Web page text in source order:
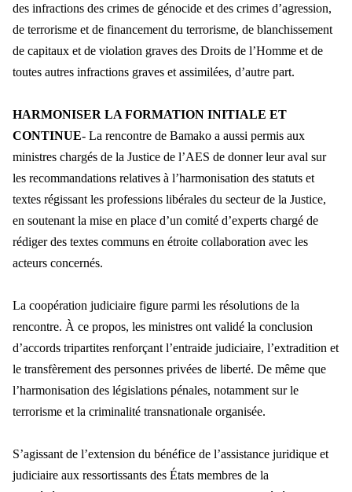
des infractions des crimes de génocide et des crimes d’agression,
de terrorisme et de financement du terrorisme, de blanchissement
de capitaux et de violation graves des Droits de l’Homme et de
toutes autres infractions graves et assimilées, d’autre part.
HARMONISER LA FORMATION INITIALE ET
CONTINUE- La rencontre de Bamako a aussi permis aux
ministres chargés de la Justice de l’AES de donner leur aval sur
les recommandations relatives à l’harmonisation des statuts et
textes régissant les professions libérales du secteur de la Justice,
en soutenant la mise en place d’un comité d’experts chargé de
rédiger des textes communs en étroite collaboration avec les
acteurs concernés.
La coopération judiciaire figure parmi les résolutions de la
rencontre. À ce propos, les ministres ont validé la conclusion
d’accords tripartites renforçant l’entraide judiciaire, l’extradition et
le transfèrement des personnes privées de liberté. De même que
l’harmonisation des législations pénales, notamment sur le
terrorisme et la criminalité transnationale organisée.
S’agissant de l’extension du bénéfice de l’assistance juridique et
judiciaire aux ressortissants des États membres de la